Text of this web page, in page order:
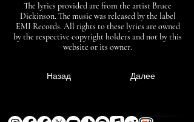
The lyrics provided are from the artist Bruce
Dickinson. The music was released by the label
EMI Records. All rights to these lyrics are owned
by the respective copyright holders and not by this
website or its owner.
Назад Далее